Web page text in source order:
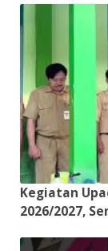
Kegiatan
2026/2027,